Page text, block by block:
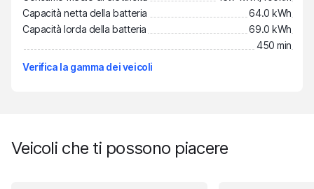
Capacità netta della batteria
64.0 kWh
Capacità lorda della batteria
69.0 kWh
450 min
Verifica la gamma dei veicoli
Veicoli che ti possono piacere